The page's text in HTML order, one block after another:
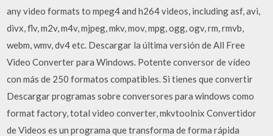
any video formats to mpeg4 and h264 videos, including asf, avi,
divx, flv, m2v, m4v, mjpeg, mkv, mov, mpg, ogg, ogv, rm, rmvb,
webm, wmv, dv4 etc. Descargar la última versión de All Free
Video Converter para Windows. Potente conversor de vídeo
con más de 250 formatos compatibles. Si tienes que convertir
Descargar programas sobre conversores para windows como
format factory, total video converter, mkvtoolnix Convertidor
de Videos es un programa que transforma de forma rápida